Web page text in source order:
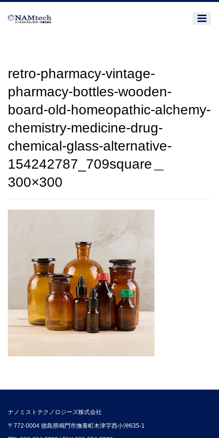
retro-pharmacy-vintage-
pharmacy-bottles-wooden-
board-old-homeopathic-alchemy-
chemistry-medicine-drug-
chemical-glass-alternative-
154242787_709square＿
300×300
ナノミストテクノロジーズ株式会社
〒772-0004 徳島県鳴門市撫養町木津字西小沖635-1